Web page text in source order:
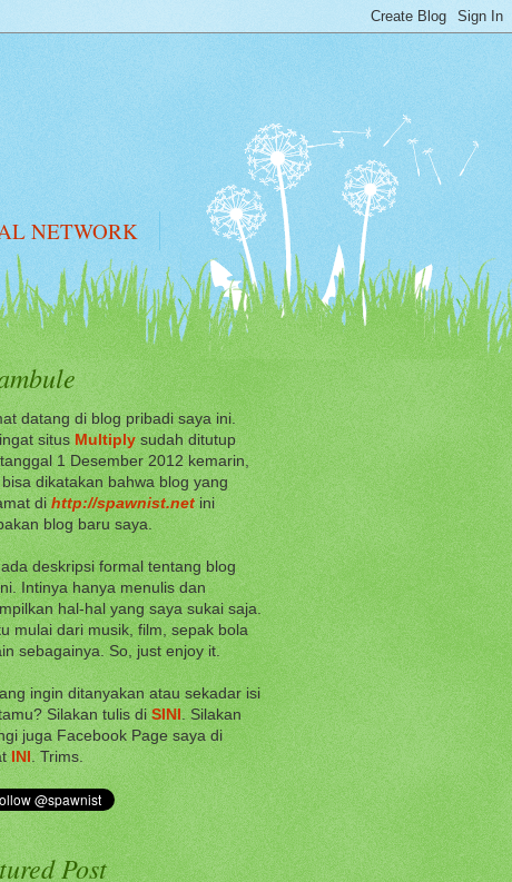
NETWORK
datang di blog pribadi saya ini.
situs Multiplysudah ditutup
1 Desember 2012 kemarin,
dikatakan bahwa blog yang
dihttp://spawnist.netini
blog baru saya.
deskripsi formal tentang blog
Intinya hanya menulis dan
hal-hal yang saya sukai saja.
mulai dari musik, film, sepak bola
sebagainya. So, just enjoy it.
ingin ditanyakan atau sekadar isi
Silakan tulis diSINI. Silakan
juga Facebook Page saya di
INI. Trims.
Post